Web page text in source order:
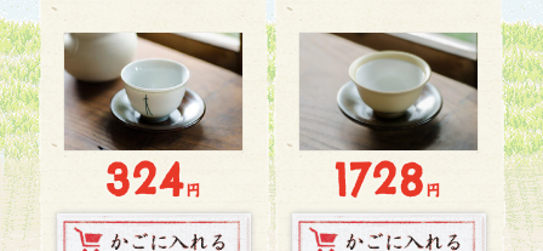
324円 1728円